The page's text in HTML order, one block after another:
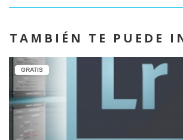
TAMBIÉN TE PUEDE
GRATIS